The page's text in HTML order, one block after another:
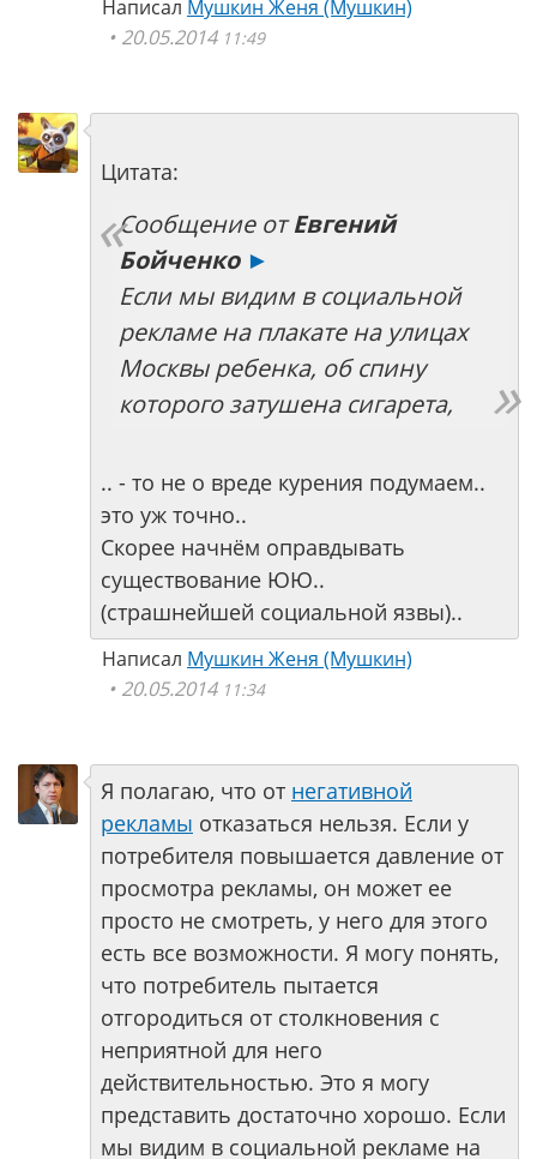
Написал Мушкин Женя (Мушкин)
20.05.2014 11:49
Цитата:
Сообщение отЕвгений
Бойченко ►
Если мы видим в социальной
рекламе на плакате на улицах
Москвы ребенка, об спину
которого затушена сигарета,
.. - то не о вреде курения подумаем..
это уж точно..
Скорее начнём оправдывать
существование ЮЮ..
(страшнейшей социальной язвы)..
Написал Мушкин Женя (Мушкин)
20.05.2014 11:34
Я полагаю, что от негативной
рекламы отказаться нельзя. Если у
потребителя повышается давление от
просмотра рекламы, он может ее
просто не смотреть, у него для этого
есть все возможности. Я могу понять,
что потребитель пытается
отгородиться от столкновения с
неприятной для него
действительностью. Это я могу
представить достаточно хорошо. Если
мы видим в социальной рекламе на